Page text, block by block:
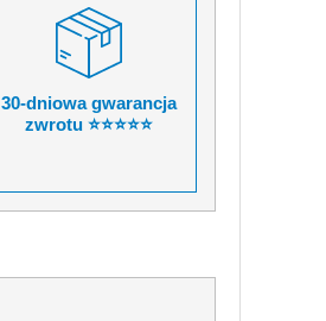
30-dniowa gwarancja
zwrotu ⭐⭐⭐⭐⭐